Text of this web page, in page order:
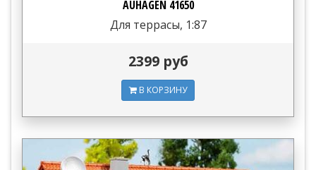
AUHAGEN 41650
Для террасы, 1:87
2399 руб
В КОРЗИНУ